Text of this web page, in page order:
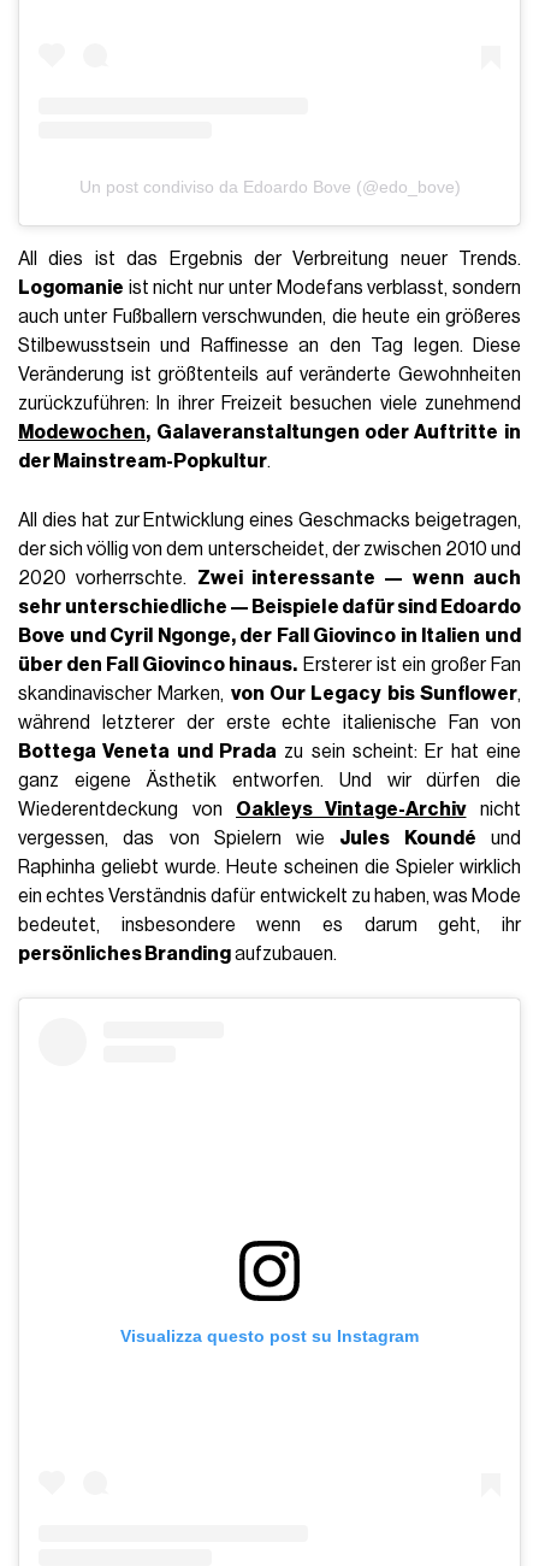
Un post condiviso da Edoardo Bove (@edo_bove)
All dies ist das Ergebnis der Verbreitung neuer Trends.
Logomanie ist nicht nur unter Modefans verblasst, sondern
auch unter Fußballern verschwunden, die heute ein größeres
Stilbewusstsein und Raffinesse an den Tag legen. Diese
Veränderung ist größtenteils auf veränderte Gewohnheiten
zurückzuführen: In ihrer Freizeit besuchen viele zunehmend
Modewochen, Galaveranstaltungen oder Auftritte in
der Mainstream-Popkultur.
All dies hat zur Entwicklung eines Geschmacks beigetragen,
der sich völlig von dem unterscheidet, der zwischen 2010 und
2020 vorherrschte. Zwei interessante — wenn auch
sehr unterschiedliche — Beispiele dafür sind Edoardo
Bove und Cyril Ngonge, der Fall Giovinco in Italien und
über den Fall Giovinco hinaus. Ersterer ist ein großer Fan
skandinavischer Marken, von Our Legacy bis Sunflower,
während letzterer der erste echte italienische Fan von
Bottega Veneta und Prada zu sein scheint: Er hat eine
ganz eigene Ästhetik entworfen. Und wir dürfen die
Wiederentdeckung von Oakleys Vintage-Archivnicht
vergessen, das von Spielern wie Jules Koundé und
Raphinha geliebt wurde. Heute scheinen die Spieler wirklich
ein echtes Verständnis dafür entwickelt zu haben, was Mode
bedeutet, insbesondere wenn es darum geht, ihr
persönliches Brandingaufzubauen.
Visualizza questo post su Instagram